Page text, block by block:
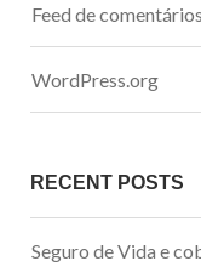
Feed de comentários
WordPress.org
RECENT POSTS
Seguro de Vida e